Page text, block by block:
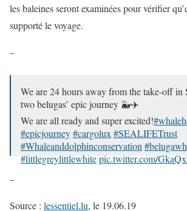
les baleines seront examinées pour vérifier
supporté le voyage.
–
We are 24 hours away from the take-off in
two belugas’ epic journey 🐳✈️
We are all ready and super excited!
#epicjourney#cargolux #SEALIFETrust
#Whaleanddolphinconservation
#littlegreylittlewhitepic.twitter.com/
–
Source : lessentiel.lu, le 19.06.19